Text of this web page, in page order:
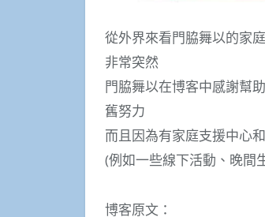
從外界來看門脇舞以的家
非常突然
門脇舞以在博客中感謝幫
舊努力
而且因為有家庭支援中心
(例如一些線下活動、晚間
博客原文：